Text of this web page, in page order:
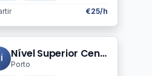
€25/h
Nível Superior Centro de Estudos, Lda
Porto